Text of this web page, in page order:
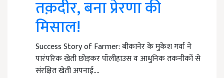
तक़दीर, बना प्रेरणा की
मिसाल!
Success Story of Farmer: बीकानेर के मुकेश गर्वा ने
पारंपरिक खेती छोड़कर पॉलीहाउस व आधुनिक तकनीकों से
संरक्षित खेती अपनाई.…